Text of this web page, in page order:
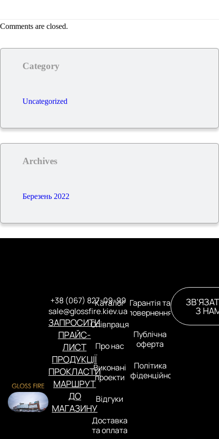
Comments are closed.
Category
Uncategorized
Archives
Березень 2022
+38 (067) 827-09-99
sale@glossfire.kiev.ua
ЗАПРОСИТИ
ПРАЙС-
ЛИСТ
ПРОДУКЦІЇ
ПРОКЛАСТИ
МАРШРУТ
ДО
МАГАЗИНУ
Каталог
Співпраця
Про нас
Виконані
проекти
Відгуки
Доставка
та оплата
Гарантія та
повернення
Публічна
оферта
Політика
конфіденційності
З